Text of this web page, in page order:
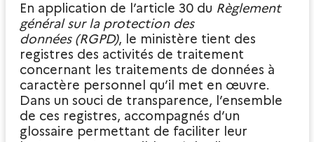
En application de l’article 30 du Règlement
général sur la protection des
données (RGPD), le ministère tient des
registres des activités de traitement
concernant les traitements de données à
caractère personnel qu’il met en œuvre.
Dans un souci de transparence, l’ensemble
de ces registres, accompagnés d’un
glossaire permettant de faciliter leur